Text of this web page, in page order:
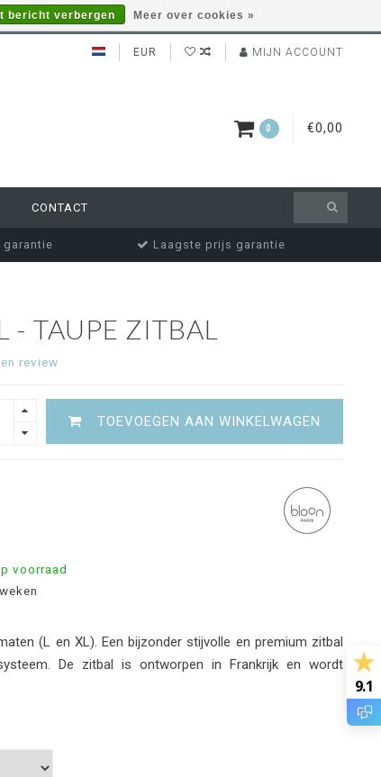
EUR MIJN ACCOUNT
0 €0,00
CONTACT
garantie Laagste prijs garantie
TAUPE ZITBAL
review
TOEVOEGEN AAN WINKELWAGEN
voorraad
(L en XL). Een bijzonder stijvolle en premium zitbal
De zitbal is ontworpen in Frankrijk en wordt
9.1
bericht verbergen Meer over cookies »